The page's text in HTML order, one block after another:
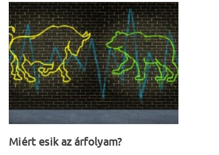
Miért esik az árfolyam?